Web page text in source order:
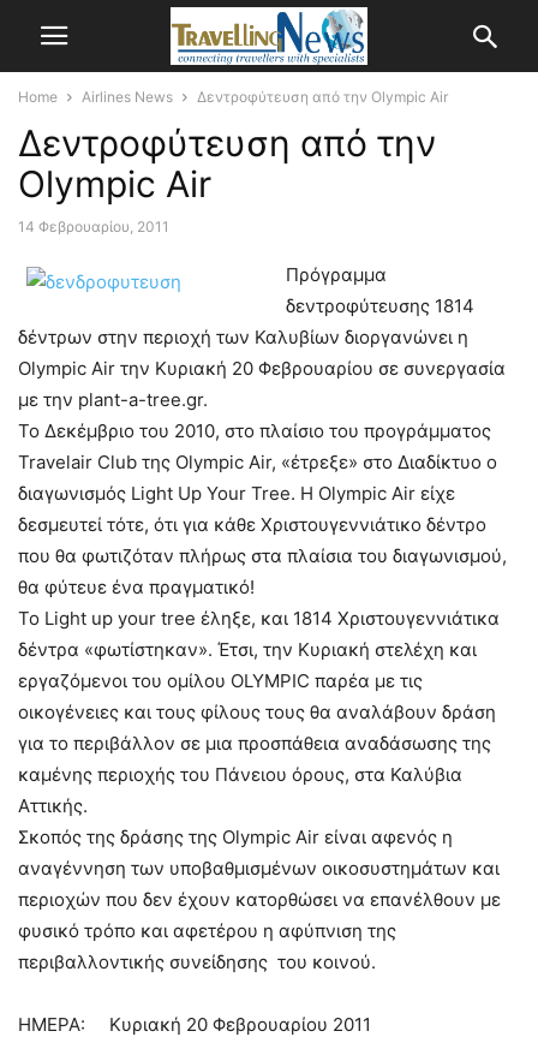
Home Airlines News Δεντροφύτευση από την Olympic Air
Δεντροφύτευση από την
Olympic Air
14 Φεβρουαρίου, 2011
Πρόγραμμα
δεντροφύτευσης 1814
δέντρων στην περιοχή των Καλυβίων διοργανώνει η
Olympic Air την Κυριακή 20 Φεβρουαρίου σε συνεργασία
με την plant-a-tree.gr.
Το Δεκέμβριο του 2010, στο πλαίσιο του προγράμματος
Travelair Club της Olympic Air, «έτρεξε» στο Διαδίκτυο ο
διαγωνισμός Light Up Your Tree. Η Olympic Air είχε
δεσμευτεί τότε, ότι για κάθε Χριστουγεννιάτικο δέντρο
που θα φωτιζόταν πλήρως στα πλαίσια του διαγωνισμού,
θα φύτευε ένα πραγματικό!
Το Light up your tree έληξε, και 1814 Χριστουγεννιάτικα
δέντρα «φωτίστηκαν». Έτσι, την Κυριακή στελέχη και
εργαζόμενοι του ομίλου OLYMPIC παρέα με τις
οικογένειες και τους φίλους τους θα αναλάβουν δράση
για το περιβάλλον σε μια προσπάθεια αναδάσωσης της
καμένης περιοχής του Πάνειου όρους, στα Καλύβια
Αττικής.
Σκοπός της δράσης της Olympic Air είναι αφενός η
αναγέννηση των υποβαθμισμένων οικοσυστημάτων και
περιοχών που δεν έχουν κατορθώσει να επανέλθουν με
φυσικό τρόπο και αφετέρου η αφύπνιση της
περιβαλλοντικής συνείδησης του κοινού.
ΗΜΕΡΑ: Κυριακή 20 Φεβρουαρίου 2011